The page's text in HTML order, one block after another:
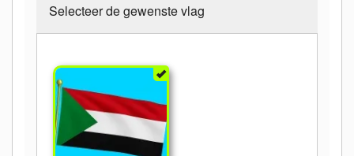
Selecteer de gewenste vlag